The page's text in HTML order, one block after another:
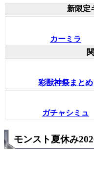
新限定
カーミラ
彩獣神祭まとめ
ガチャシミュ
モンスト夏休み